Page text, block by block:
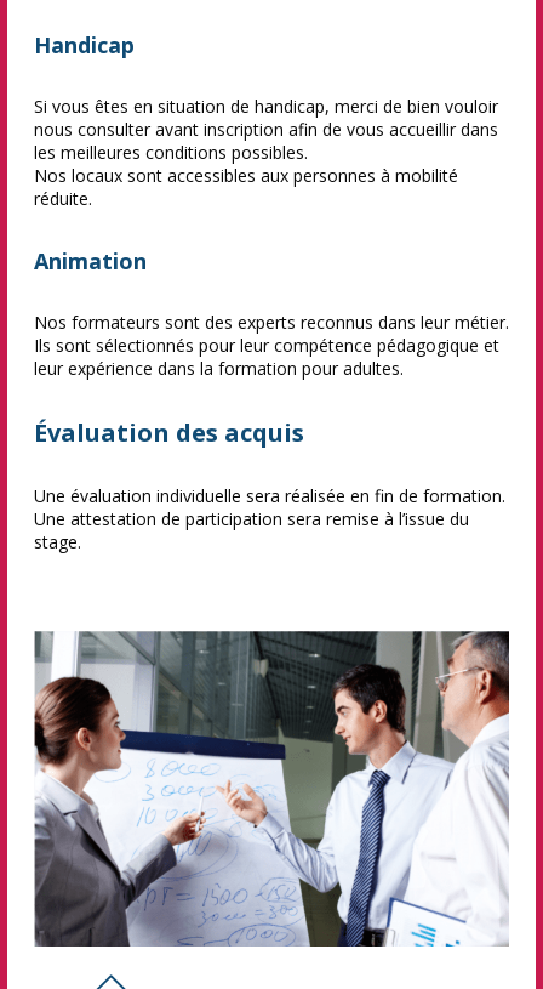
Handicap
Si vous êtes en situation de handicap, merci de bien vouloir
nous consulter avant inscription afin de vous accueillir dans
les meilleures conditions possibles.
Nos locaux sont accessibles aux personnes à mobilité
réduite.
Animation
Nos formateurs sont des experts reconnus dans leur métier.
Ils sont sélectionnés pour leur compétence pédagogique et
leur expérience dans la formation pour adultes.
Évaluation des acquis
Une évaluation individuelle sera réalisée en fin de formation.
Une attestation de participation sera remise à l’issue du
stage.